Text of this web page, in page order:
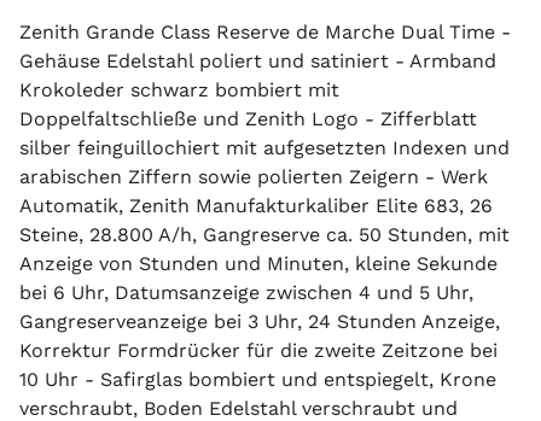
Zenith Grande Class Reserve de Marche Dual Time -
Gehäuse Edelstahl poliert und satiniert - Armband
Krokoleder schwarz bombiert mit
Doppelfaltschließe und Zenith Logo - Zifferblatt
silber feinguillochiert mit aufgesetzten Indexen und
arabischen Ziffern sowie polierten Zeigern - Werk
Automatik, Zenith Manufakturkaliber Elite 683, 26
Steine, 28.800 A/h, Gangreserve ca. 50 Stunden, mit
Anzeige von Stunden und Minuten, kleine Sekunde
bei 6 Uhr, Datumsanzeige zwischen 4 und 5 Uhr,
Gangreserveanzeige bei 3 Uhr, 24 Stunden Anzeige,
Korrektur Formdrücker für die zweite Zeitzone bei
10 Uhr - Safirglas bombiert und entspiegelt, Krone
verschraubt, Boden Edelstahl verschraubt und